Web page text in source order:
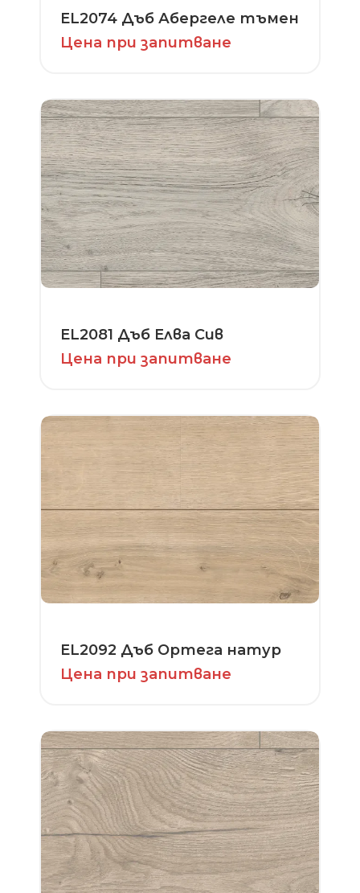
EL2074 Дъб Абергеле тъмен
Цена при запитване
EL2081 Дъб Елва Сив
Цена при запитване
EL2092 Дъб Ортега натур
Цена при запитване